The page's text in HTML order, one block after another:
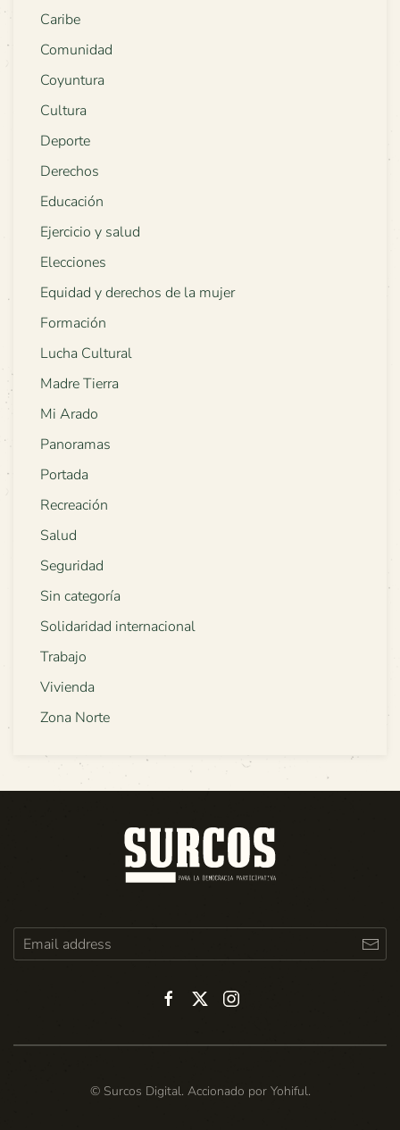
Caribe
Comunidad
Coyuntura
Cultura
Deporte
Derechos
Educación
Ejercicio y salud
Elecciones
Equidad y derechos de la mujer
Formación
Lucha Cultural
Madre Tierra
Mi Arado
Panoramas
Portada
Recreación
Salud
Seguridad
Sin categoría
Solidaridad internacional
Trabajo
Vivienda
Zona Norte
© Surcos Digital. Accionado por Yohiful.